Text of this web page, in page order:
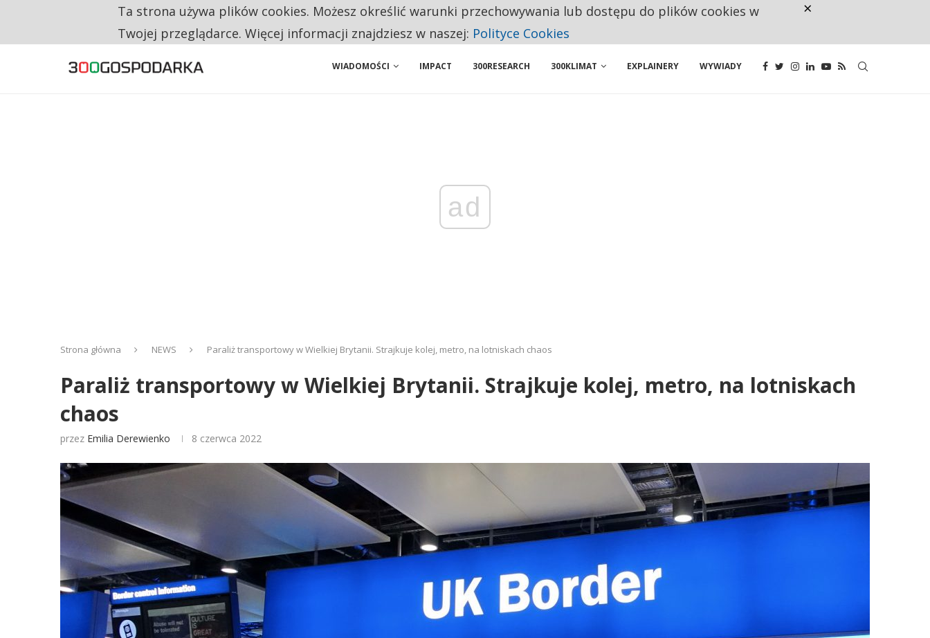
NA JEDEN WAKAT PRZYPADAJĄ 62 ZGŁOSZENIA. WIELU KANDYDATÓW NIE ROZPOCZYNA PRACY
WIADOMOŚCI IMPACT 300RESEARCH 300KLIMAT EXPLAINERY WYWIADY
ad
Strona główna NEWS Paraliż transportowy w Wielkiej Brytanii. Strajkuje kolej, metro, na lotniskach chaos
Paraliż transportowy w Wielkiej Brytanii. Strajkuje kolej, metro, na lotniskach
chaos
przez Emilia Derewienko 8 czerwca 2022
Ta strona używa plików cookies. Możesz określić warunki przechowywania lub dostępu do plików cookies w
Twojej przeglądarce. Więcej informacji znajdziesz w naszej: Polityce Cookies
×